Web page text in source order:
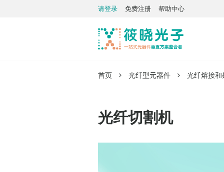
请登录 免费注册 帮助中心
首页 光纤型元器件 光纤熔接和
光纤切割机